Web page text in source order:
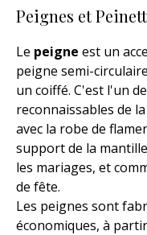
Peignes et
Le peigne est un
peigne semi-
un coiffé. C'est l'un
reconnaissables de
avec la robe de
support de la
les mariages, et
de fête.
Les peignes sont
économiques, à